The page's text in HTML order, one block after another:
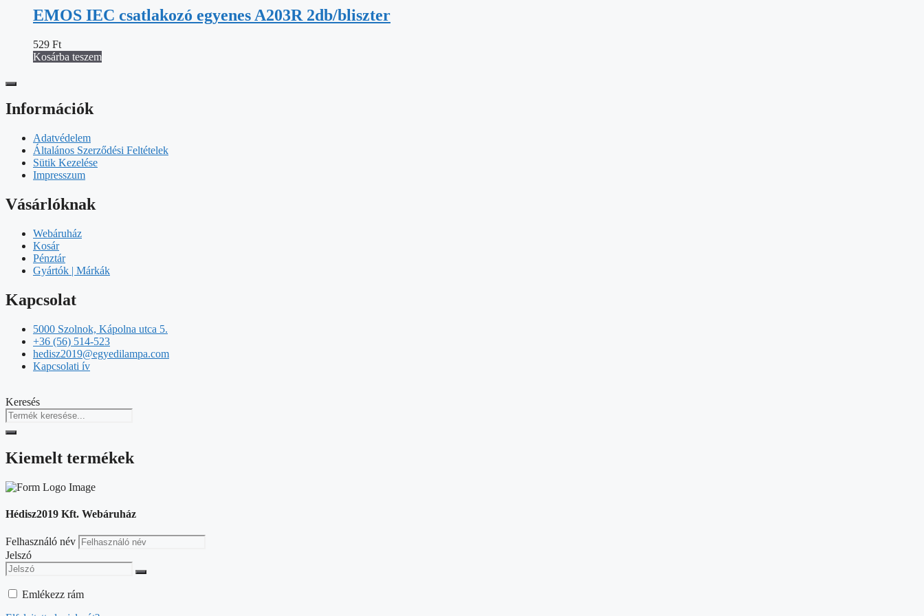
EMOS IEC csatlakozó egyenes A203R 2db/bliszter
529 Ft
Kosárba teszem
Információk
Adatvédelem
Általános Szerződési Feltételek
Sütik Kezelése
Impresszum
Vásárlóknak
Webáruház
Kosár
Pénztár
Gyártók | Márkák
Kapcsolat
5000 Szolnok, Kápolna utca 5.
+36 (56) 514-523
hedisz2019@egyedilampa.com
Kapcsolati ív
Keresés
Kiemelt termékek
Hédisz2019 Kft. Webáruház
Felhasználó név
Jelszó
Emlékezz rám